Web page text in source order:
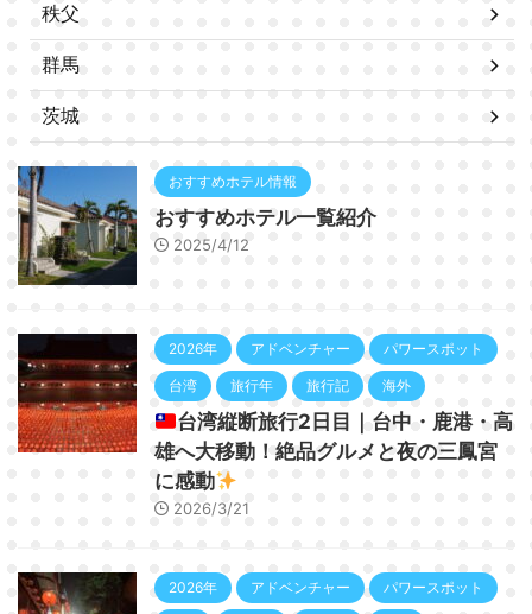
秩父
群馬
茨城
おすすめホテル情報
おすすめホテル一覧紹介
2025/4/12
2026年 アドベンチャー パワースポット
台湾 旅行年 旅行記 海外
台湾縦断旅行2日目｜台中・鹿港・高
雄へ大移動！絶品グルメと夜の三鳳宮
に感動
2026/3/21
2026年 アドベンチャー パワースポット